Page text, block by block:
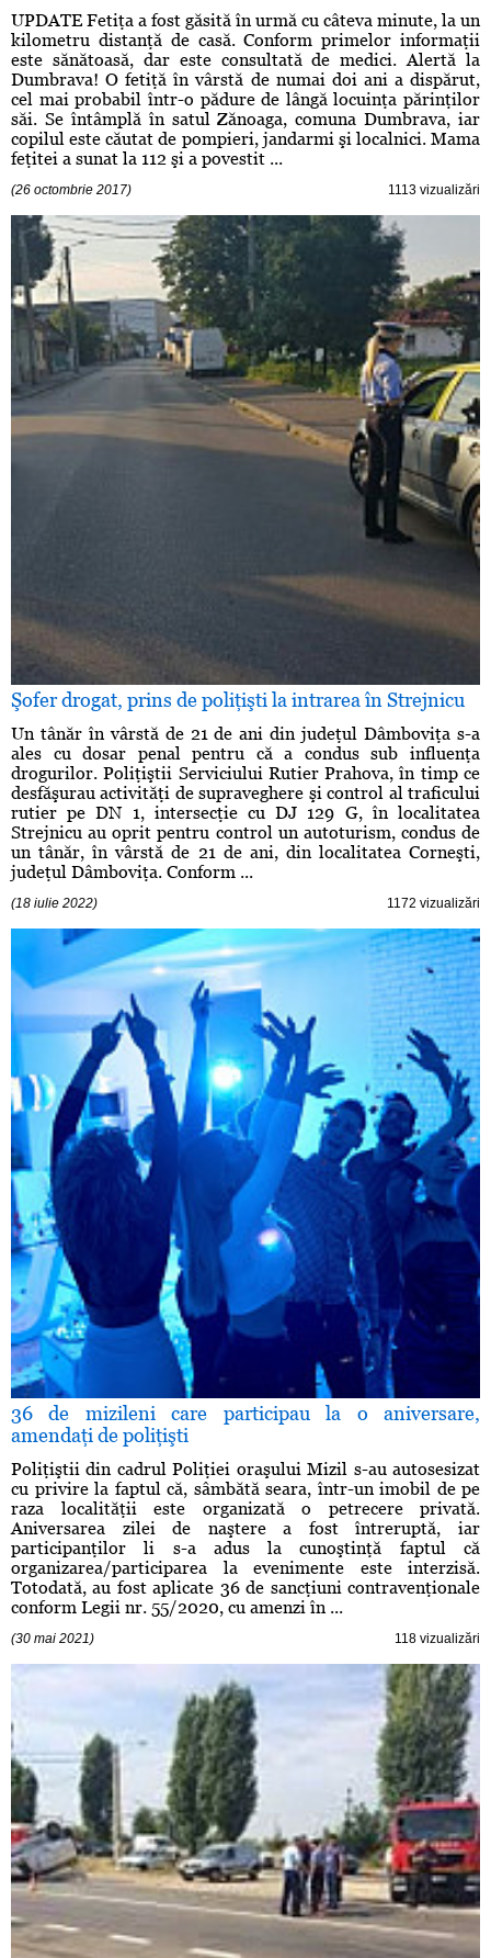
UPDATE Fetiţa a fost găsită în urmă cu câteva minute, la un
kilometru distanţă de casă. Conform primelor informaţii
este sănătoasă, dar este consultată de medici. Alertă la
Dumbrava! O fetiţă în vârstă de numai doi ani a dispărut,
cel mai probabil într-o pădure de lângă locuinţa părinţilor
săi. Se întâmplă în satul Zănoaga, comuna Dumbrava, iar
copilul este căutat de pompieri, jandarmi şi localnici. Mama
feţitei a sunat la 112 şi a povestit ...
(26 octombrie 2017) 1113 vizualizări
Şofer drogat, prins de poliţişti la intrarea în Strejnicu
Un tânăr în vârstă de 21 de ani din judeţul Dâmboviţa s-a
ales cu dosar penal pentru că a condus sub influenţa
drogurilor. Poliţiştii Serviciului Rutier Prahova, în timp ce
desfăşurau activităţi de supraveghere şi control al traficului
rutier pe DN 1, intersecţie cu DJ 129 G, în localitatea
Strejnicu au oprit pentru control un autoturism, condus de
un tânăr, în vârstă de 21 de ani, din localitatea Corneşti,
judeţul Dâmboviţa. Conform ...
(18 iulie 2022) 1172 vizualizări
36 de mizileni care participau la o aniversare,
amendaţi de poliţişti
Poliţiştii din cadrul Poliţiei oraşului Mizil s-au autosesizat
cu privire la faptul că, sâmbătă seara, într-un imobil de pe
raza localităţii este organizată o petrecere privată.
Aniversarea zilei de naştere a fost întreruptă, iar
participanţilor li s-a adus la cunoştinţă faptul că
organizarea/participarea la evenimente este interzisă.
Totodată, au fost aplicate 36 de sancţiuni contravenţionale
conform Legii nr. 55/2020, cu amenzi în ...
(30 mai 2021) 118 vizualizări